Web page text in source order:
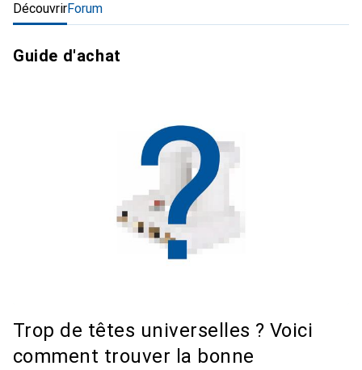
DécouvrirForum
Guide d'achat
Trop de têtes universelles ? Voici
comment trouver la bonne